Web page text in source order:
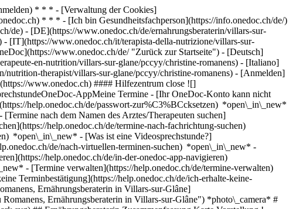
* * * - [Verwaltung der Cookies]
* * * - [Ich bin Gesundheitsfachperson](https://info.onedoc.ch/de/)
de) - [DE](https://www.onedoc.ch/de/ernahrungsberaterin/villars-sur-
[IT](https://www.onedoc.ch/it/terapista-della-nutrizione/villars-sur-
www.onedoc.ch/de/ "Zurück zur Startseite") - [Deutsch]
en-nutrition/villars-sur-glane/pccyy/christine-romanens) - [Italiano]
therapist/villars-sur-glane/pccyy/christine-romanens) - [Anmelden]
www.onedoc.ch) #### Hilfezentrum close ![]
AppMeine Termine - [Ihr OneDoc-Konto kann nicht
help.onedoc.ch/de/passwort-zur%C3%BCcksetzen) *open\_in\_new*
- [Termine nach dem Namen des Arztes/Therapeuten suchen]
help.onedoc.ch/de/termine-nach-fachrichtung-suchen)
*open\_in\_new* - [Was ist eine Videosprechstunde?]
de/nach-virtuellen-terminen-suchen) *open\_in\_new* -
help.onedoc.ch/de/in-der-onedoc-app-navigieren)
- [Termine verwalten](https://help.onedoc.ch/de/termine-verwalten)
Terminbestätigung](https://help.onedoc.ch/de/ich-erhalte-keine-
Ernährungsberaterin in Villars-sur-Glâne]
Ernährungsberaterin in Villars-sur-Glâne") *photo\_camera* #